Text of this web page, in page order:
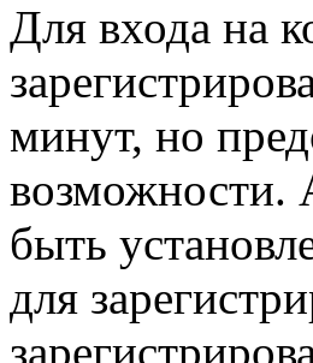
Для входа на
минут, но
возможности.
быть
для